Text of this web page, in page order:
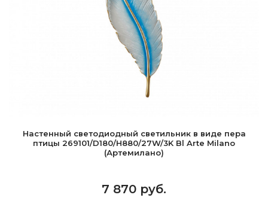
Настенный светодиодный светильник в виде пера
птицы 269101/D180/H880/27W/3K Bl Arte Milano
(Артемилано)
7 870 руб.